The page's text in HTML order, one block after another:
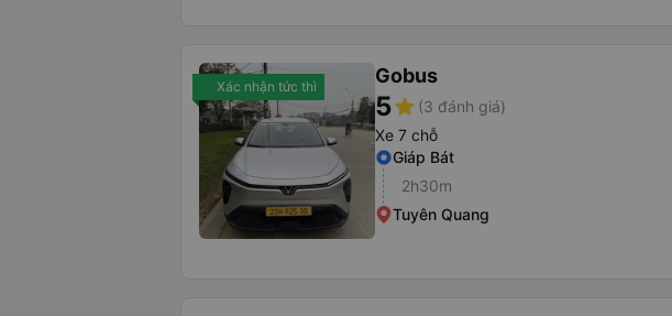
Xác nhận tức thì Gobus
5star (3 đánh giá)
Xe 7 chỗ
Giáp Bát
2h30m
Tuyên Quang